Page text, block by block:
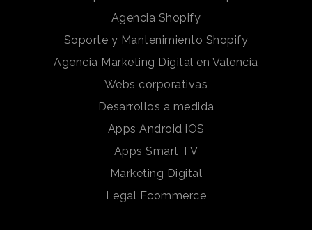
Agencia Shopify
Soporte y Mantenimiento Shopify
Agencia Marketing Digital en Valencia
Webs corporativas
Desarrollos a medida
Apps Android iOS
Apps Smart TV
Marketing Digital
Legal Ecommerce